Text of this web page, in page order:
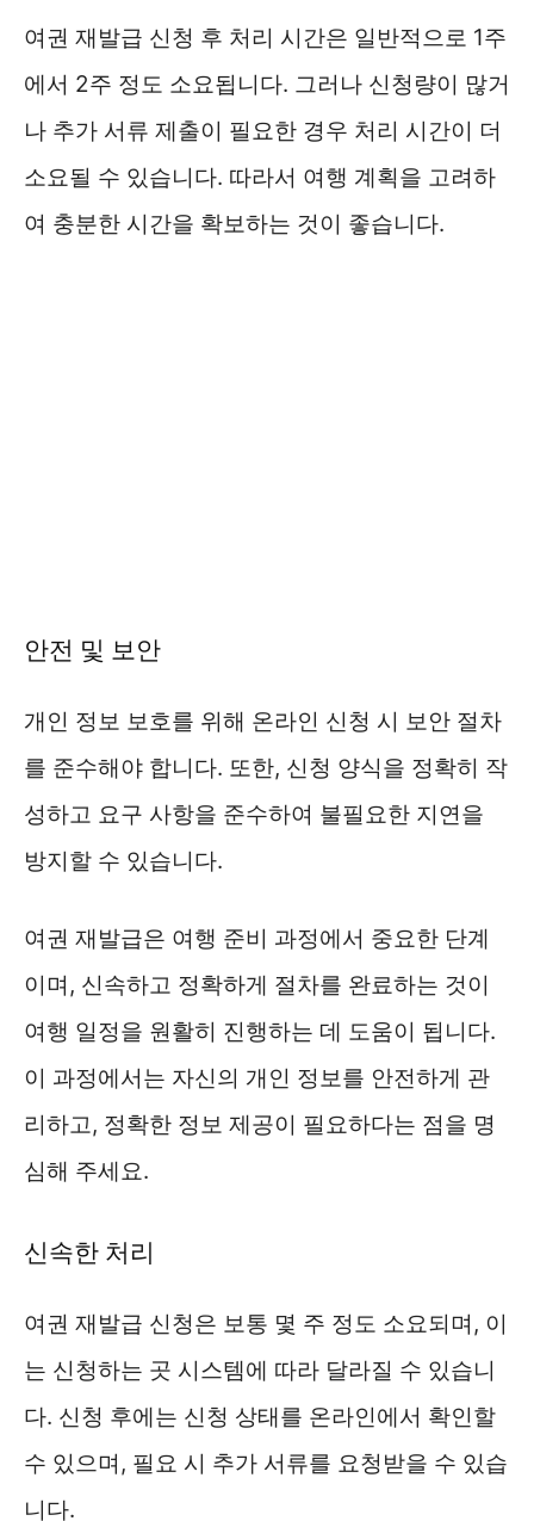
여권 재발급 신청 후 처리 시간은 일반적으로 1주
에서 2주 정도 소요됩니다. 그러나 신청량이 많거
나 추가 서류 제출이 필요한 경우 처리 시간이 더
소요될 수 있습니다. 따라서 여행 계획을 고려하
여 충분한 시간을 확보하는 것이 좋습니다.
안전 및 보안
개인 정보 보호를 위해 온라인 신청 시 보안 절차
를 준수해야 합니다. 또한, 신청 양식을 정확히 작
성하고 요구 사항을 준수하여 불필요한 지연을
방지할 수 있습니다.
여권 재발급은 여행 준비 과정에서 중요한 단계
이며, 신속하고 정확하게 절차를 완료하는 것이
여행 일정을 원활히 진행하는 데 도움이 됩니다.
이 과정에서는 자신의 개인 정보를 안전하게 관
리하고, 정확한 정보 제공이 필요하다는 점을 명
심해 주세요.
신속한 처리
여권 재발급 신청은 보통 몇 주 정도 소요되며, 이
는 신청하는 곳 시스템에 따라 달라질 수 있습니
다. 신청 후에는 신청 상태를 온라인에서 확인할
수 있으며, 필요 시 추가 서류를 요청받을 수 있습
니다.